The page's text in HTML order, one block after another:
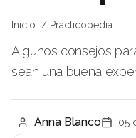
Inicio Practicopedia
Algunos consejos
sean una buena
Anna Blanco
05